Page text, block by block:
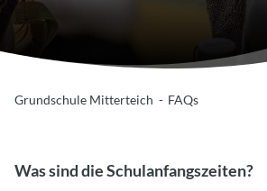
Grundschule Mitterteich FAQs
Was sind die Schulanfangszeiten?